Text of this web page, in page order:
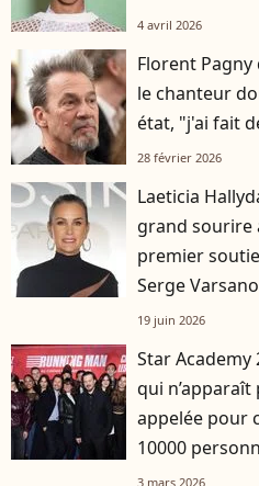
4 avril 2026
Florent Pagny
le chanteur
état, "j'ai fait
28 février 2026
Laeticia
grand sourire
premier
Serge Varsano
19 juin 2026
Star Academy
qui
appelée pour
10000
3 mars 2026